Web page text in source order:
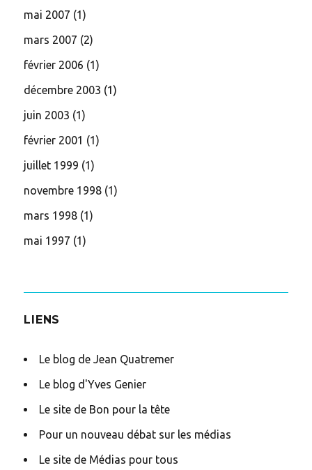
mai 2007 (1)
mars 2007 (2)
février 2006 (1)
décembre 2003 (1)
juin 2003 (1)
février 2001 (1)
juillet 1999 (1)
novembre 1998 (1)
mars 1998 (1)
mai 1997 (1)
LIENS
Le blog de Jean Quatremer
Le blog d'Yves Genier
Le site de Bon pour la tête
Pour un nouveau débat sur les médias
Le site de Médias pour tous